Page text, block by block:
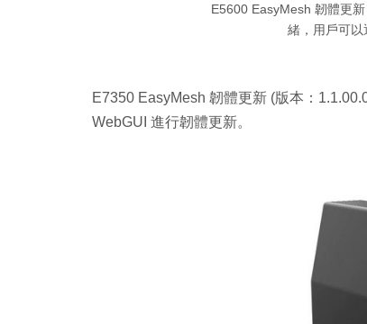
E5600 EasyMesh 韌體更
緒，用戶可以
E7350 EasyMesh 韌體更新 (版本：
WebGUI 進行韌體更新。